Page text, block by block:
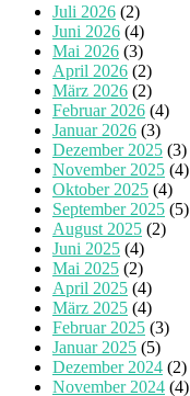
Juli 2026 (2)
Juni 2026 (4)
Mai 2026 (3)
April 2026 (2)
März 2026 (2)
Februar 2026 (4)
Januar 2026 (3)
Dezember 2025 (3)
November 2025 (4)
Oktober 2025 (4)
September 2025 (5)
August 2025 (2)
Juni 2025 (4)
Mai 2025 (2)
April 2025 (4)
März 2025 (4)
Februar 2025 (3)
Januar 2025 (5)
Dezember 2024 (2)
November 2024 (4)